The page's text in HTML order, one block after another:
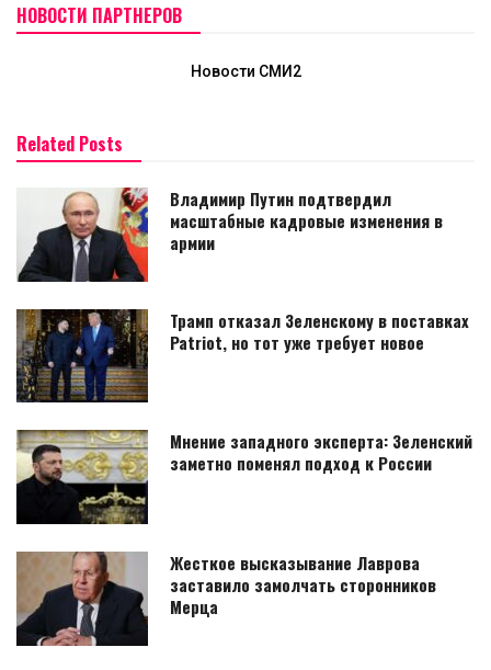
НОВОСТИ ПАРТНЕРОВ
Новости СМИ2
Related Posts
Владимир Путин подтвердил
масштабные кадровые изменения в
армии
Трамп отказал Зеленскому в поставках
Patriot, но тот уже требует новое
Мнение западного эксперта: Зеленский
заметно поменял подход к России
Жесткое высказывание Лаврова
заставило замолчать сторонников
Мерца